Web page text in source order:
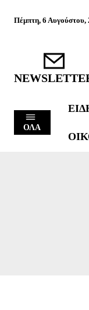
Πέμπτη, 6 Αυγούστου,
ΟΛΑ